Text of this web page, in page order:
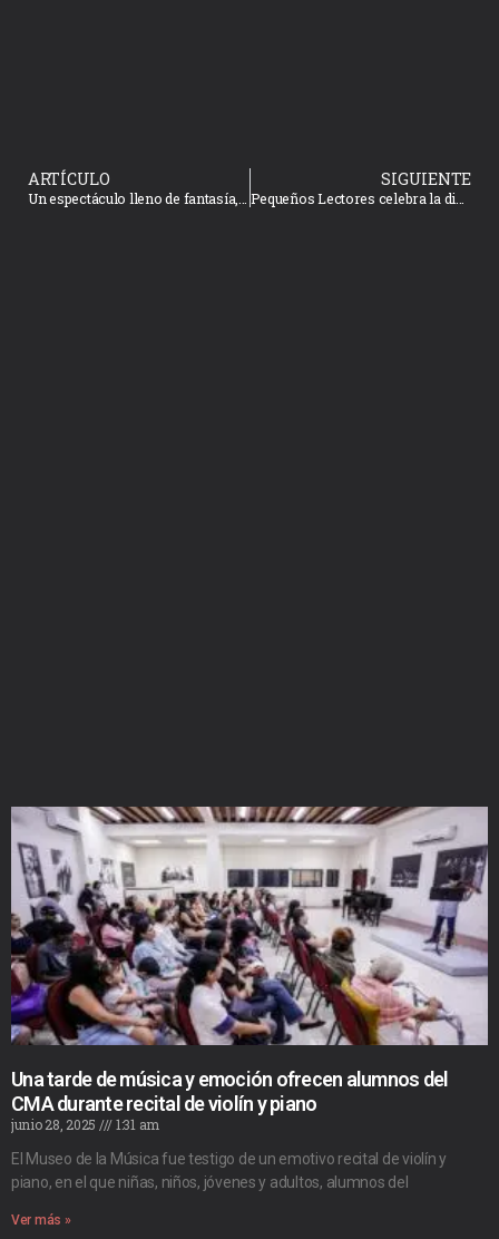
ARTÍCULO SIGUIENTE
Una tarde de música y emoción ofrecen alumnos del
CMA durante recital de violín y piano
junio 28, 2025
1:31 am
El Museo de la Música fue testigo de un emotivo recital de violín y
piano, en el que niñas, niños, jóvenes y adultos, alumnos del
Ver más »